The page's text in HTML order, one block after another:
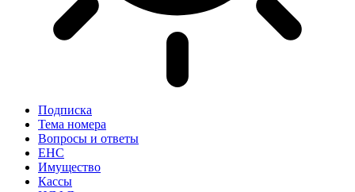
Подписка
Тема номера
Вопросы и ответы
ЕНС
Имущество
Кассы